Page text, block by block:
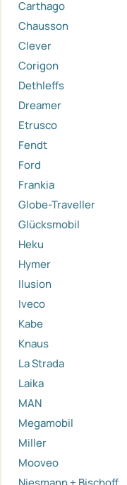
Carthago
Chausson
Clever
Corigon
Dethleffs
Dreamer
Etrusco
Fendt
Ford
Frankia
Globe-Traveller
Glücksmobil
Heku
Hymer
Ilusion
Iveco
Kabe
Knaus
La Strada
Laika
MAN
Megamobil
Miller
Mooveo